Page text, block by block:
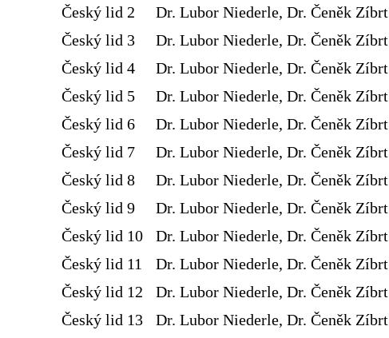
Český lid 2
Dr. Lubor Niederle, Dr. Čeněk Zíbrt
Český lid 3
Dr. Lubor Niederle, Dr. Čeněk Zíbrt
Český lid 4
Dr. Lubor Niederle, Dr. Čeněk Zíbrt
Český lid 5
Dr. Lubor Niederle, Dr. Čeněk Zíbrt
Český lid 6
Dr. Lubor Niederle, Dr. Čeněk Zíbrt
Český lid 7
Dr. Lubor Niederle, Dr. Čeněk Zíbrt
Český lid 8
Dr. Lubor Niederle, Dr. Čeněk Zíbrt
Český lid 9
Dr. Lubor Niederle, Dr. Čeněk Zíbrt
Český lid 10
Dr. Lubor Niederle, Dr. Čeněk Zíbrt
Český lid 11
Dr. Lubor Niederle, Dr. Čeněk Zíbrt
Český lid 12
Dr. Lubor Niederle, Dr. Čeněk Zíbrt
Český lid 13
Dr. Lubor Niederle, Dr. Čeněk Zíbrt